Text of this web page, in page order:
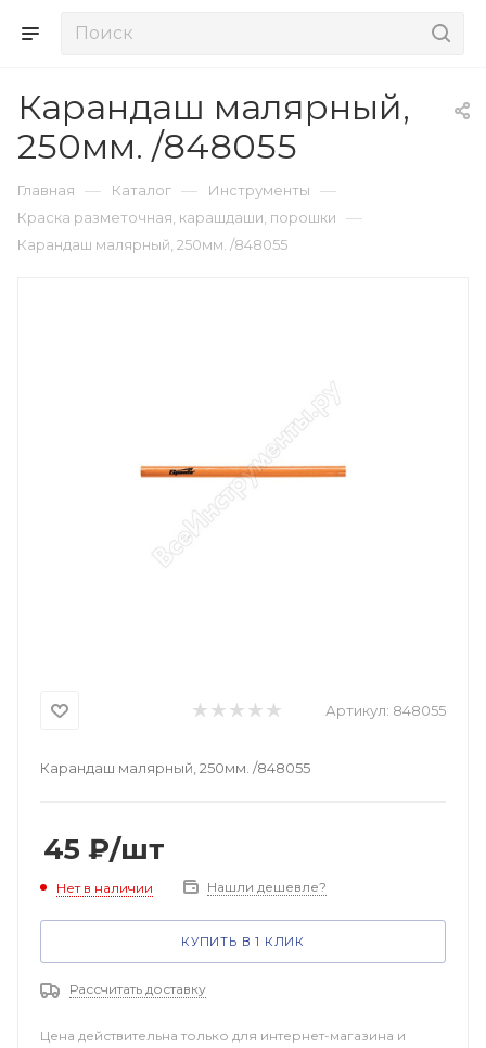
Карандаш малярный,
250мм. /848055
Главная — Каталог — Инструменты —
Краска разметочная, карашдаши, порошки —
Карандаш малярный, 250мм. /848055
Артикул: 848055
Карандаш малярный, 250мм. /848055
45 ₽/шт
Нет в наличии Нашли дешевле?
КУПИТЬ В 1 КЛИК
Рассчитать доставку
Цена действительна только для интернет-магазина и